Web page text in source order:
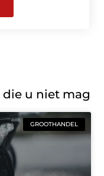
die u niet mag
GROOTHANDEL